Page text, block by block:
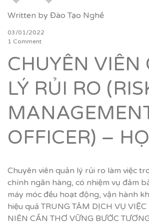
Written by Đào Tạo Nghề
03/01/2022
1 Comment
CHUYÊN VIÊN
LÝ RỦI RO
OFFICER) –
Chuyên viên quản lý rủi ro làm việc
chính ngân hàng, có nhiệm vụ đảm
máy móc đều hoạt động, vận hành
hiệu quả TRUNG TÂM DỊCH VỤ
NIÊN CẦN THƠ VỮNG BƯỚC